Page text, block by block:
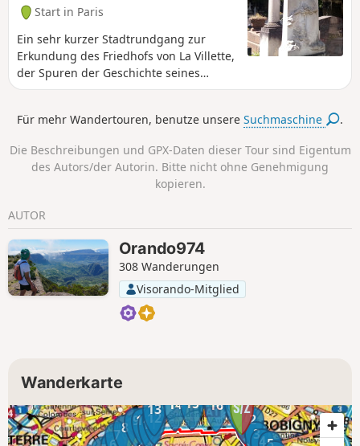
Start in Paris
Ein sehr kurzer Stadtrundgang zur
Erkundung des Friedhofs von La Villette,
der Spuren der Geschichte seines
Viertels trägt, wie zum Beispiel die
schmerzliche Episode des Brandes des
Für mehr Wandertouren, benutze unsereSuchmaschine .
Die Beschreibungen und GPX-Daten dieser Tour sind Eigentum
des Autors/der Autorin. Bitte nicht ohne Genehmigung
kopieren.
AUTOR
Orando974
308 Wanderungen
Visorando-Mitglied
Wanderkarte
12
34
78 91011
12
13 1415 16 17